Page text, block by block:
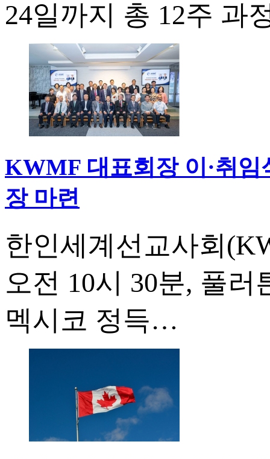
24일까지 총 12주 과
KWMF 대표회장 이·취
장 마련
한인세계선교사회
오전 10시 30분, 풀
멕시코 정득…